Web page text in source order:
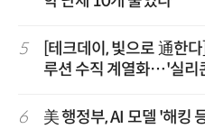
5
[테크데이, 빛으로 通한
루션 수직 계열화…'실리
6 美 행정부, AI 모델 '해킹